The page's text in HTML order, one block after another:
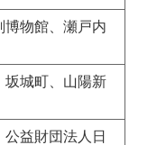
博物館、瀬戸内
坂城町、山陽新
益財団法人日